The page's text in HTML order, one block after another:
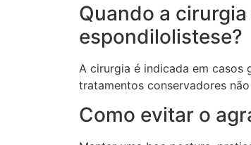
Quando a
espondilolistese?
A cirurgia é indicada em casos
tratamentos conservadores
Como evitar o